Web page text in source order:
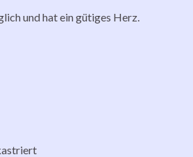
und hat ein gütiges Herz.